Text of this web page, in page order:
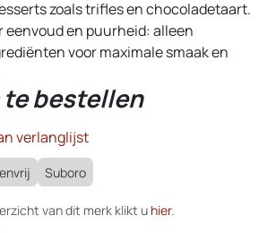
zoals trifles en chocoladetaart.
eenvoud en puurheid: alleen
voor maximale smaak en
te bestellen
verlanglijst
Suboro
van dit merk klikt u hier.